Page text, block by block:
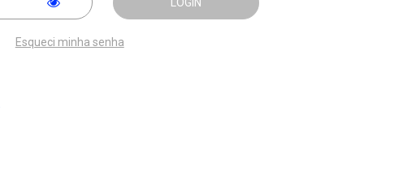
Esqueci minha senha